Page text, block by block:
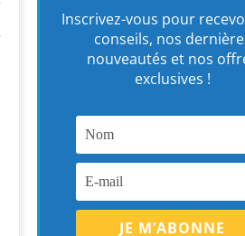
Inscrivez-vous pour
conseils, nos
nouveautés et nos
exclusives !